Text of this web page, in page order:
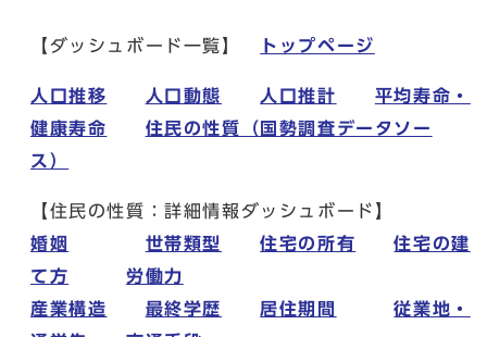
【ダッシュボード一覧】 トップページ
人口推移 人口動態 人口推計
平均寿命・
健康寿命
住民の性質（国勢調査データソー
ス）
【住民の性質：詳細情報ダッシュボード】
婚姻
世帯類型 住宅の所有
住宅の建
て方
労働力
産業構造
最終学歴 居住期間
従業地・